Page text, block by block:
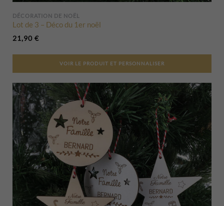
DÉCORATION DE NOËL
Lot de 3 – Déco du 1er noël
21,90 €
VOIR LE PRODUIT ET PERSONNALISER